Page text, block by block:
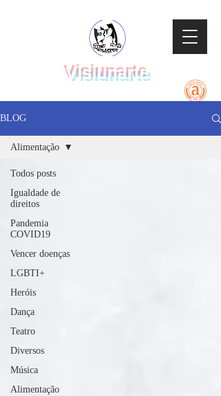
Visiunarte
BLOG
Todos posts
Igualdade de
direitos
Pandemia
COVID19
Vencer doenças
LGBTI+
Heróis
Dança
Teatro
Diversos
Música
Alimentação
Alimentação